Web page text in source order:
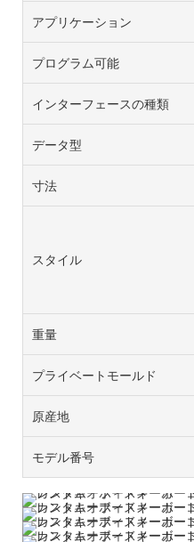
アプリケーション
プログラム可能
インターフェースの種類
データ型
寸法
スタイル
重量
プライベートモールド
原産地
モデル番号